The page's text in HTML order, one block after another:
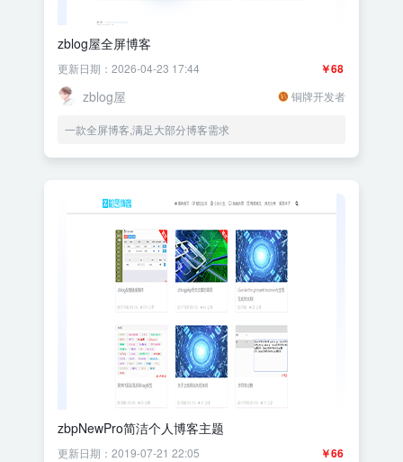
zblog屋全屏博客
￥68
更新日期：2026-04-23 17:44
zblog屋 铜牌开发者
一款全屏博客,满足大部分博客需求
zbpNewPro简洁个人博客主题
￥66
更新日期：2019-07-21 22:05